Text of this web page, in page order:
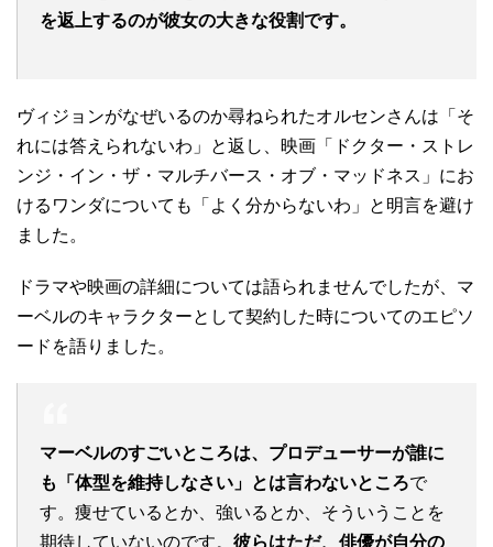
を返上するのが彼女の大きな役割です。
ヴィジョンがなぜいるのか尋ねられたオルセンさんは「そ
れには答えられないわ」と返し、映画「ドクター・ストレ
ンジ・イン・ザ・マルチバース・オブ・マッドネス」にお
けるワンダについても「よく分からないわ」と明言を避け
ました。
ドラマや映画の詳細については語られませんでしたが、マ
ーベルのキャラクターとして契約した時についてのエピソ
ードを語りました。
マーベルのすごいところは、プロデューサーが誰に
も「体型を維持しなさい」とは言わないところで
す。痩せているとか、強いるとか、そういうことを
期待していないのです。 彼らはただ、俳優が自分の